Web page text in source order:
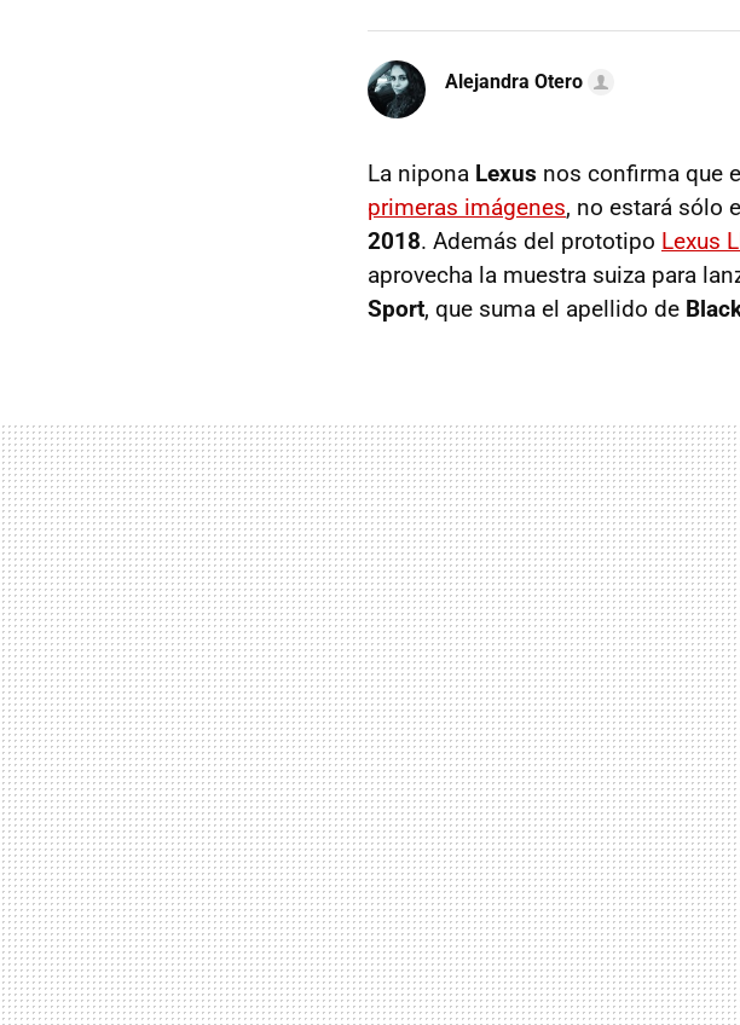
Alejandra Otero
La nipona Lexus nos confirma que
primeras imágenes, no estará sólo
2018. Además del prototipo Lexus
aprovecha la muestra suiza para
Sport, que suma el apellido de